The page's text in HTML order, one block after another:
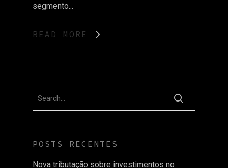
segmento...
READ MORE
POSTS RECENTES
Nova tributação sobre investimentos no